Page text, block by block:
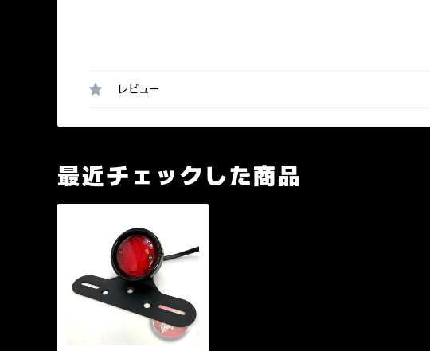
レビュー
最近チェックした商品